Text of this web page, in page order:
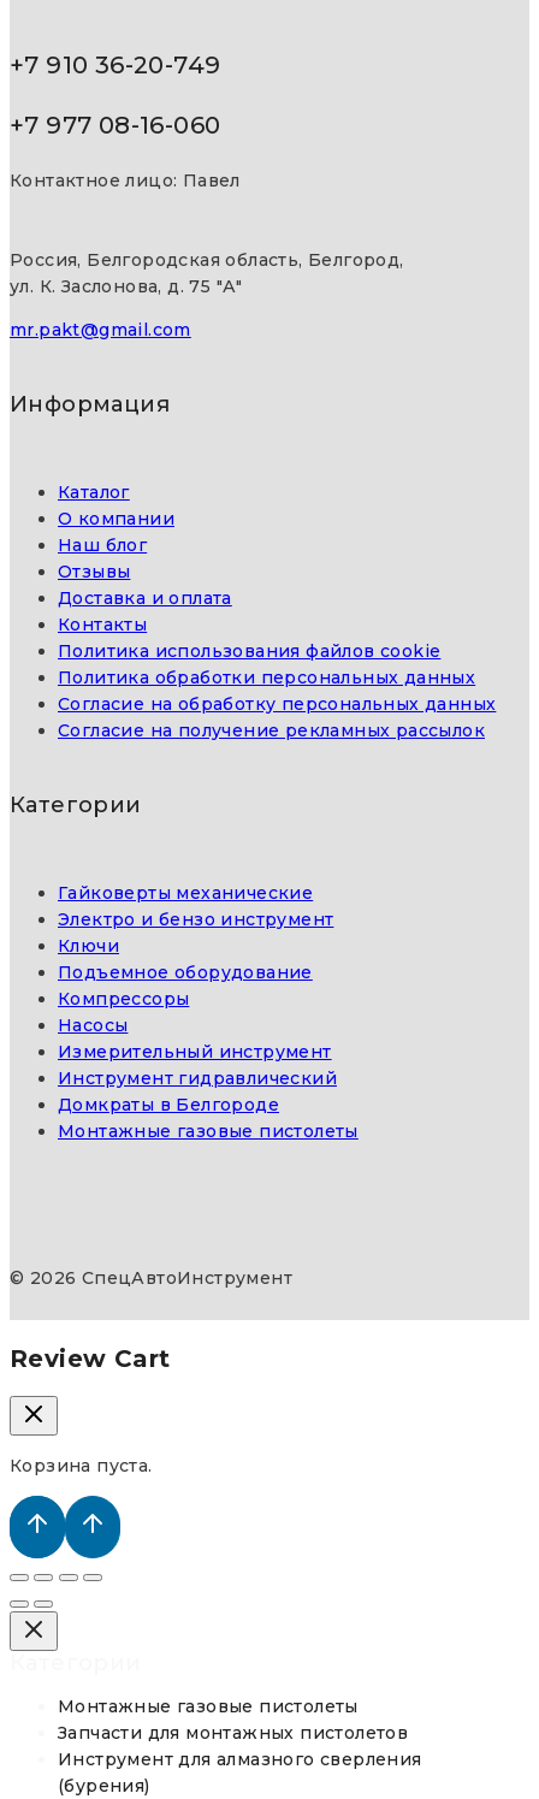
+7 910 36-20-749
+7 977 08-16-060
Контактное лицо: Павел
Россия, Белгородская область, Белгород,
ул. К. Заслонова, д. 75 "А"
mr.pakt@gmail.com
Информация
Каталог
О компании
Наш блог
Отзывы
Доставка и оплата
Контакты
Политика использования файлов cookie
Политика обработки персональных данных
Согласие на обработку персональных данных
Согласие на получение рекламных рассылок
Категории
Гайковерты механические
Электро и бензо инструмент
Ключи
Подъемное оборудование
Компрессоры
Насосы
Измерительный инструмент
Инструмент гидравлический
Домкраты в Белгороде
Монтажные газовые пистолеты
© 2026 СпецАвтоИнструмент
Review Cart
Корзина пуста.
Монтажные газовые пистолеты
Запчасти для монтажных пистолетов
Инструмент для алмазного сверления
(бурения)